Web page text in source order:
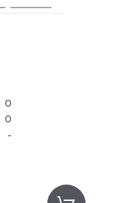
0
0
-